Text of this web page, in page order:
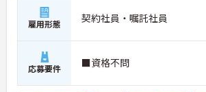
雇用形態 契約社員・嘱託社員
応募要件 ■資格不問